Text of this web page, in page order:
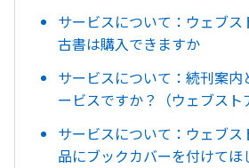
サービスについて：ウェブ
古書は購入できますか
サービスについて：続刊案
ービスですか？（ウェブスト
サービスについて：ウェブ
品にブックカバーを付けてほ